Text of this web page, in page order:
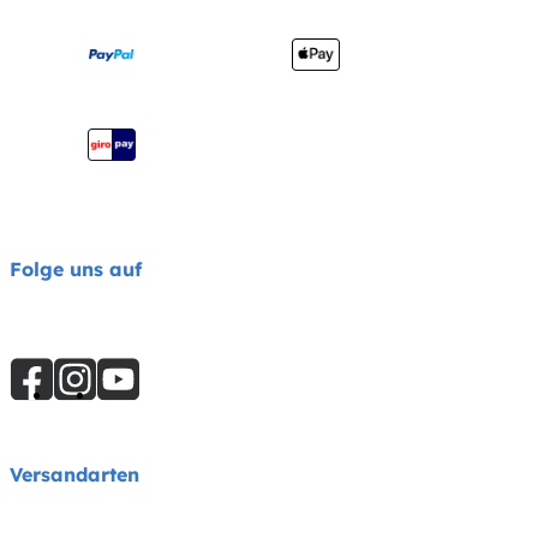
Joie Signature Katalog
Folge uns auf
Versandarten